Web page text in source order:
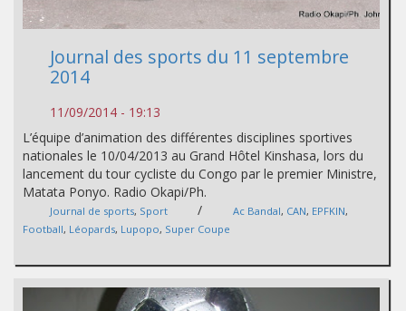
Journal des sports du 11 septembre
2014
11/09/2014 - 19:13
L’équipe d’animation des différentes disciplines sportives
nationales le 10/04/2013 au Grand Hôtel Kinshasa, lors du
lancement du tour cycliste du Congo par le premier Ministre,
Matata Ponyo. Radio Okapi/Ph.
Journal de sports, Sport / Ac Bandal, CAN, EPFKIN,
Football, Léopards, Lupopo, Super Coupe